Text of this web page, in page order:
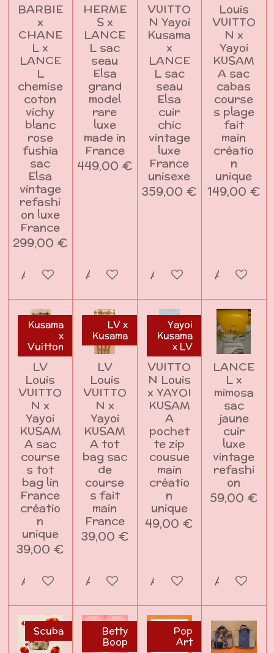
BARBIE
x
CHANE
L x
LANCE
L
chemise
coton
vichy
blanc
rose
fushia
sac
Elsa
vintage
refashi
on luxe
France
299,00 €
Ajouter au panier
HERME
S x
LANCE
L sac
seau
Elsa
grand
model
rare
luxe
made in
France
449,00 €
Ajouter au panier
VUITTO
N Yayoi
Kusama
x
LANCE
L sac
seau
Elsa
cuir
chic
vintage
luxe
France
unisexe
359,00 €
Ajouter au panier
Louis
VUITTO
N x
Yayoi
KUSAM
A sac
cabas
course
s plage
fait
main
créatio
n
unique
149,00 €
Ajouter
Kusama
x
Vuitton
LV
Louis
VUITTO
N x
Yayoi
KUSAM
A sac
course
s tot
bag lin
France
créatio
n
unique
39,00 €
Ajouter au panier
LV x
Kusama
LV
Louis
VUITTO
N x
Yayoi
KUSAM
A tot
bag sac
de
course
s fait
main
France
39,00 €
Ajouter au panier
Yayoi
Kusama
x LV
VUITTO
N Louis
x YAYOI
KUSAM
A
pochet
te zip
cousue
main
créatio
n
unique
49,00 €
Ajouter au panier
LANCE
L x
mimosa
sac
jaune
cuir
luxe
vintage
refashi
on
59,00 €
Ajouter
Scuba
Betty
Boop
Pop
Art